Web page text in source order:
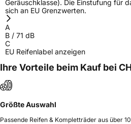
Geräuschklasse). Die Einstufung für
sich an EU Grenzwerten.
A
B / 71 dB
C
EU Reifenlabel anzeigen
Ihre Vorteile beim Kauf bei
Größte Auswahl
Passende Reifen & Kompletträder aus über